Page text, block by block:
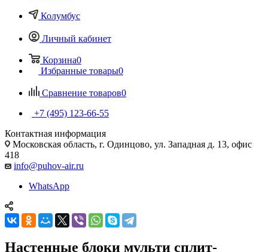
Колумбус
Личный кабинет
Корзина0
Избранные товары0
Сравнение товаров0
+7 (495) 123-66-55
Контактная информация
Московская область, г. Одинцово, ул. Западная д. 13, офис
418
info@puhov-air.ru
WhatsApp
Настенные блоки мульти сплит-